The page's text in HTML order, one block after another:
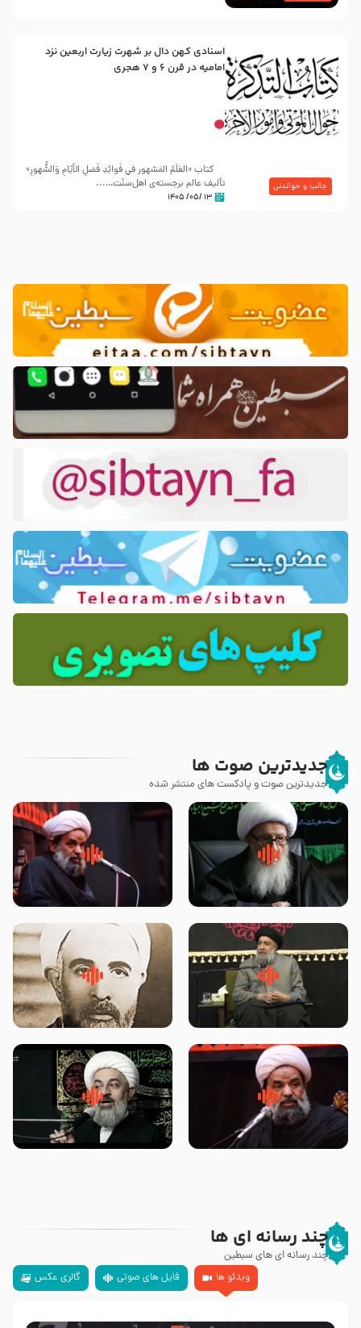
جالب و خواندنی
اسنادی کهن دال بر شهرت زیارت اربعین نزد
امامیه در قرن ۶ و ۷ هجری
کتاب «العَلَمُ المَشهور في فَوائِدِ فَضلِ الأيّامِ وَالشُّهورِ»
تألیف عالم برجسته‌ی اهل‌سنّت…...
۱۳ /۰۵/ ۱۴۰۵
جدیدترین صوت ها
جدیدترین صوت و پادکست های منتشر شده
زوّار اربعین امام حسین (علیه
السلام) با این اشتیاق به زیارت
روضه جانسوز پاره های جگر امام
حسن مجتبی علیه السلام-حجت
لقب حضرت رقیه سلام الله علیها به
چه معناست – حجت الاسلام علوی
روضه‌ی مجلس یزید ملعون و
اسارت اهل‌بیت علیهم‌السلام –
محدث زاده
سلام جوانی که امام حسین علیه
السلام خودش جوابش را دادند
زیارتی که اسباب رزق زیاد و عمر
طولانی است حجت السلام حسین
چند رسانه ای ها
چند رسانه ای های سبطین
ویدئو ها
فایل های صوتی گالری عکس